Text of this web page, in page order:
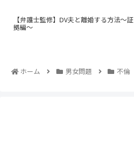
【弁護士監修】DV夫と離婚する方法～証
拠編～
ホーム 男女問題 不倫